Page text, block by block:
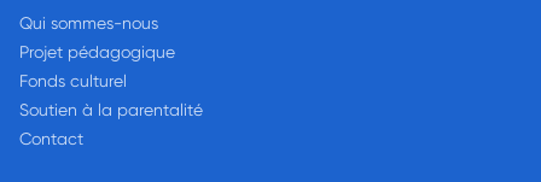
Qui sommes-nous
Projet pédagogique
Fonds culturel
Soutien à la parentalité
Contact